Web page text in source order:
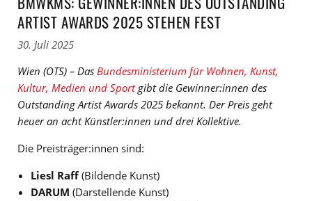
ARTIST AWARDS 2025 STEHEN FEST
30. Juli 2025
Wien (OTS) – Das Bundesministerium für Wohnen, Kunst,
Kultur, Medien und Sportgibt die Gewinner:innen des
Outstanding Artist Awards 2025 bekannt. Der Preis geht
heuer an acht Künstler:innen und drei Kollektive.
Die Preisträger:innen sind:
Liesl Raff(Bildende Kunst)
DARUM (Darstellende Kunst)